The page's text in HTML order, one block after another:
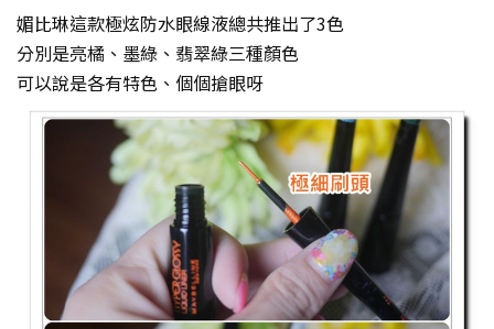
媚比琳這款極炫‭防水眼線液總共推出了3色‬
分別是亮橘、墨綠、翡翠綠三種顏色
可以說是各有特色、個個搶眼呀